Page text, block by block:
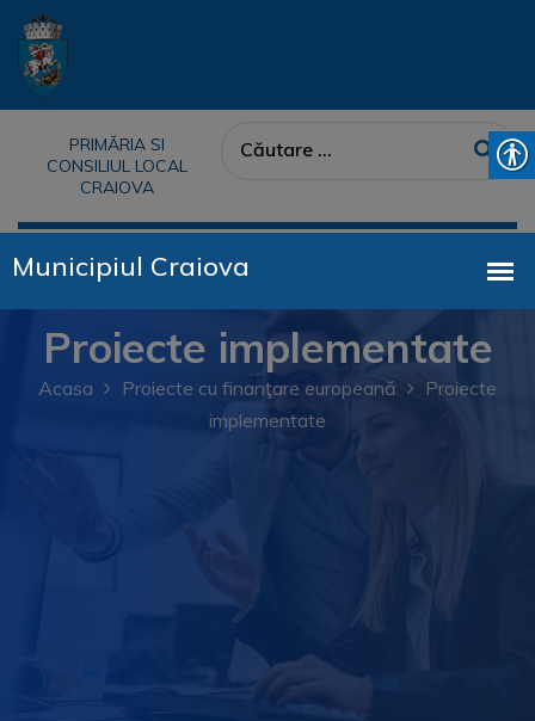
PRIMĂRIA SI
CONSILIUL LOCAL
CRAIOVA
Proiecte implementate
Acasa Proiecte cu finanţare europeană
Proiecte
implementate